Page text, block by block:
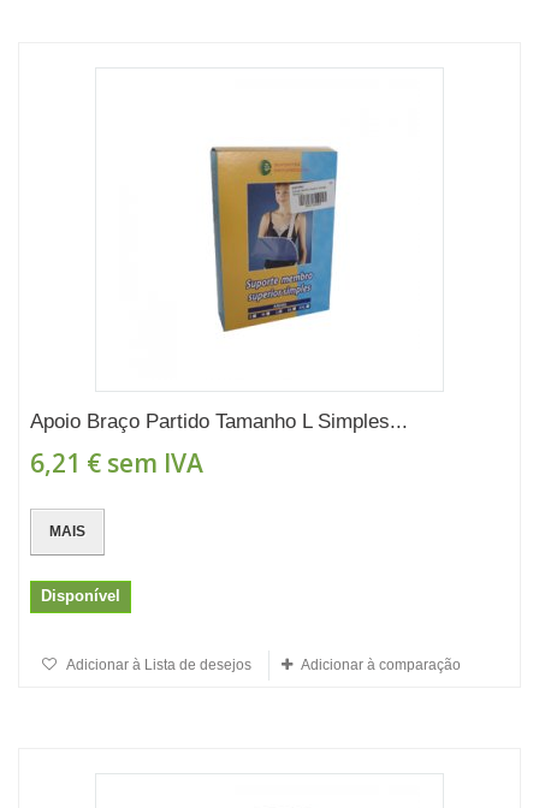
Apoio Braço Partido Tamanho L Simples...
6,21 € sem IVA
MAIS
Disponível
Adicionar à Lista de desejos Adicionar à comparação